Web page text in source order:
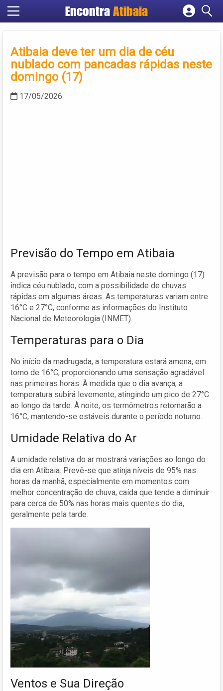
Encontra Atibaia
Cadastrar empresa
Criar conta
Atibaia deve ter um dia de céu
nublado com pancadas rápidas neste
domingo (17)
17/05/2026
Previsão do Tempo em Atibaia
A previsão para o tempo em Atibaia neste domingo (17)
indica céu nublado, com a possibilidade de chuvas
rápidas em algumas áreas. As temperaturas variam entre
16°C e 27°C, conforme as informações do Instituto
Nacional de Meteorologia (INMET).
Temperaturas para o Dia
No início da madrugada, a temperatura estará amena, em
torno de 16°C, proporcionando uma sensação agradável
nas primeiras horas. À medida que o dia avança, a
temperatura subirá levemente, atingindo um pico de 27°C
ao longo da tarde. À noite, os termômetros retornarão a
16°C, mantendo-se estáveis durante o período noturno.
Umidade Relativa do Ar
A umidade relativa do ar mostrará variações ao longo do
dia em Atibaia. Prevê-se que atinja níveis de 95% nas
horas da manhã, especialmente em momentos com
melhor concentração de chuva, caída que tende a diminuir
para cerca de 50% nas horas mais quentes do dia,
geralmente pela tarde.
Ventos e Sua Direção